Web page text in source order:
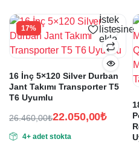
16.800,00₺.
17%
İstek
listesine
ekle
16 İnç 5×120 Silver Durban
Jant Takımı Transporter T5
T6 Uyumlu
26.460,00₺
fiyat:
22.050,00₺
andaki
4+ adet stokta